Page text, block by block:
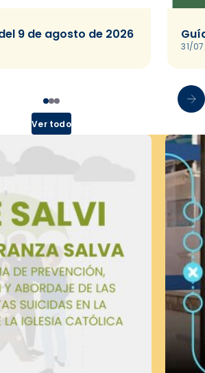
9 de agosto de 2026
31/
Ver todo